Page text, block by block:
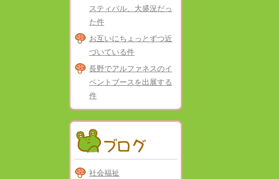
スティバル、大盛況だっ
た件
お互いにちょっとずつ近
づいている件
長野でアルファネスのイ
ベントブースを出展する
件
社会福祉